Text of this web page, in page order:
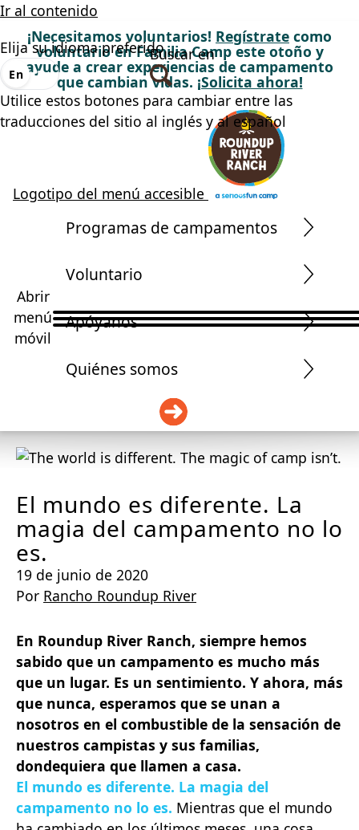
Ir al contenido
¡Necesitamos voluntarios! Regístrate como
voluntario en Familia Camp este otoño y
ayude a crear experiencias de campamento
que cambian vidas. ¡Solicita ahora!
Logotipo del menú accesible
Buscar en
Elija su idioma preferido
En Es
Utilice estos botones para cambiar entre las
traducciones del sitio al inglés y al español
Abrir
menú
móvil
Programas de campamentos
Voluntario
Apóyanos
Quiénes somos
El mundo es diferente. La
magia del campamento no lo
es.
19 de junio de 2020
Por Rancho Roundup River
En Roundup River Ranch, siempre hemos
sabido que un campamento es mucho más
que un lugar. Es un sentimiento. Y ahora, más
que nunca, esperamos que se unan a
nosotros en el combustible de la sensación de
nuestros campistas y sus familias,
dondequiera que llamen a casa.
El mundo es diferente. La magia del
campamento no lo es. Mientras que el mundo